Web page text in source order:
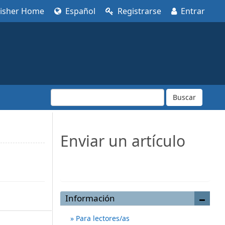
Home Español Registrarse Entrar
Buscar
Enviar un artículo
Información
Para lectores/as